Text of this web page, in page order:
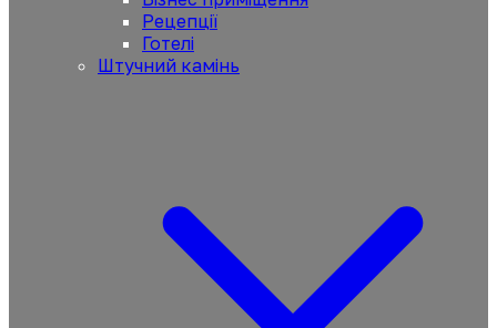
Рецепції
Готелі
Штучний камінь